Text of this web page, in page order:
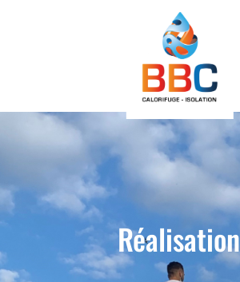
Réalisation